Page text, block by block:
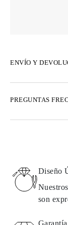
ENVÍO Y
Opciones de
Detalles sobre
pueden
PREGUNTAS
Diseño
son